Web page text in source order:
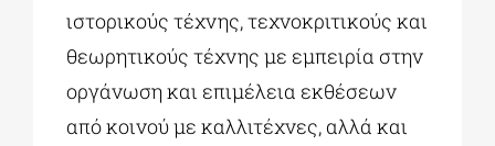
ΔΗΜΟΙ
ΕΚΔΗΛΩΣΕΙΣ
ιστορικούς τέχνης, τεχνοκριτικούς και
θεωρητικούς τέχνης με εμπειρία στην
οργάνωση και επιμέλεια εκθέσεων
από κοινού με καλλιτέχνες, αλλά και